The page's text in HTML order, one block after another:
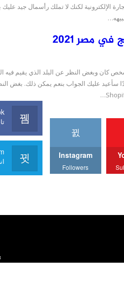
الإلكترونية لكنك لا تملك رأسمال جيد
مصر 2021
كان وبغض النظر عن البلد الذي يقيم فيه
سأعيد عليك الجواب بنعم يمكن ذلك. بغض
Instagram
Followers